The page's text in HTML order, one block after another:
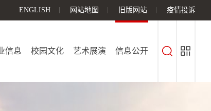
ENGLISH 网站地图 旧版网站 疫情投诉
信息 校园文化 艺术展演 信息公开